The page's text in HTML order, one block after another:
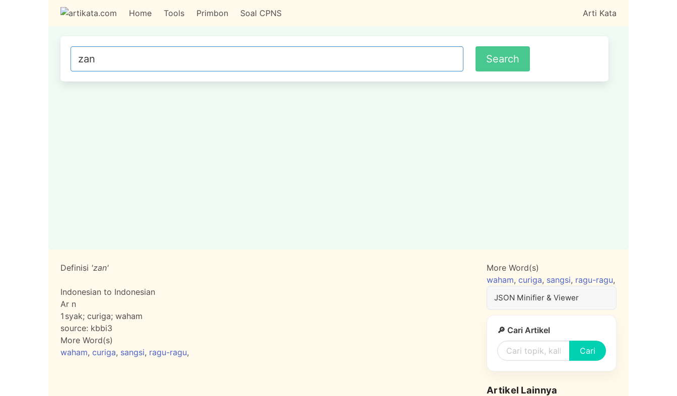
Home Tools Primbon Soal CPNS Arti Kata
Definisi 'zan'
Indonesian to Indonesian
Ar n
1 syak; curiga; waham
source: kbbi3
More Word(s)
waham, curiga, sangsi, ragu-ragu,
More Word(s)
waham, curiga, sangsi, ragu-ragu,
JSON Minifier & Viewer
🔎 Cari Artikel
Cari
Artikel Lainnya